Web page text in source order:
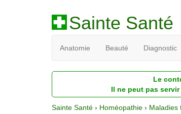
Sainte Santé
Anatomie Beauté Diagnostic
Le
Il ne peut pas
Sainte Santé › Homéopathie › Maladies